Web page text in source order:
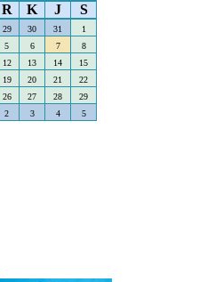
R K J S
29 30 31
1
5 6 7
8
12 13 14
15
19 20 21
22
26 27 28
29
2 3 4 5